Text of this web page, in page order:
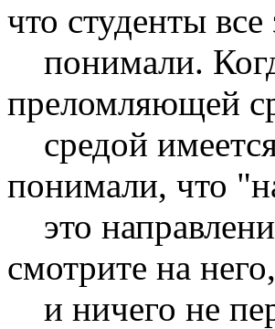
что студенты
понимали.
преломляющей
средой
понимали, что
это
смотрите на
и ничего не